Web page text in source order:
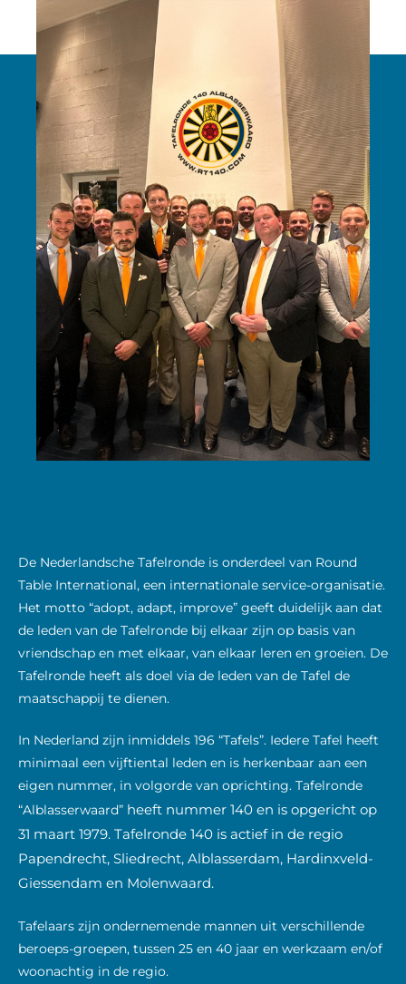
De Nederlandsche Tafelronde is onderdeel van Round
Table International, een internationale service-organisatie.
Het motto “adopt, adapt, improve” geeft duidelijk aan dat
de leden van de Tafelronde bij elkaar zijn op basis van
vriendschap en met elkaar, van elkaar leren en groeien. De
Tafelronde heeft als doel via de leden van de Tafel de
maatschappij te dienen.
In Nederland zijn inmiddels 196 “Tafels”. Iedere Tafel heeft
minimaal een vijftiental leden en is herkenbaar aan een
eigen nummer, in volgorde van oprichting. Tafelronde
“Alblasserwaard” heeft nummer 140 en is opgericht op
31 maart 1979. Tafelronde 140 is actief in de regio
Papendrecht, Sliedrecht, Alblasserdam, Hardinxveld-
Giessendam en Molenwaard.
Tafelaars zijn ondernemende mannen uit verschillende
beroeps-groepen, tussen 25 en 40 jaar en werkzaam en/of
woonachtig in de regio.